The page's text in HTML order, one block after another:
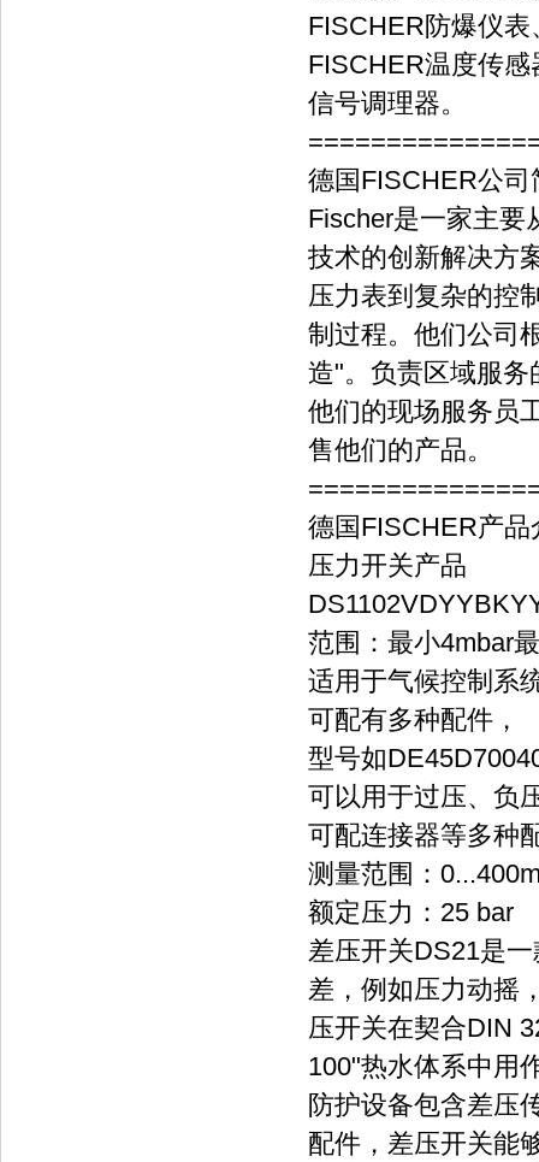
FISCHER防爆仪
FISCHER温度传
信号调理器。
德国FISCHER公司
Fischer是一家主要
技术的创新解决方
压力表到复杂的控
制过程。他们公司
造"。负责区域服
他们的现场服务员
售他们的产品。
德国FISCHER产品
压力开关产品
范围：最小4mbar
适用于气候控制系
可配有多种配件，
型号如
可以用于过压、负
可配连接器等多种
测量范围：
额定压力：25 bar
差压开关DS21是
差，例如压力动摇
压开关在契合DIN
100"热水体系中用
防护设备包含差压
配件，差压开关能